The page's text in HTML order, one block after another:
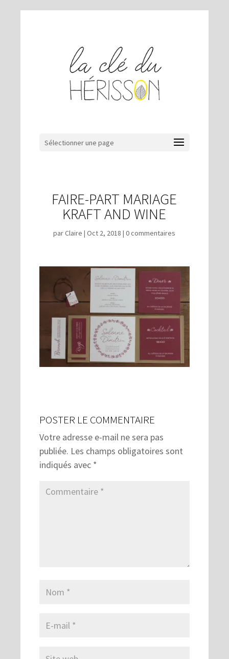
Sélectionner une page
FAIRE-PART MARIAGE
KRAFT AND WINE
parClaire |Oct 2, 2018 |0 commentaires
POSTER LE COMMENTAIRE
Votre adresse e-mail ne sera pas
publiée. Les champs obligatoires sont
indiqués avec *